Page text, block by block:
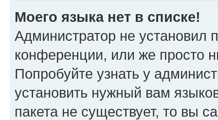
Моего языка нет в списке!
Администратор не установил
конференции, или же просто
Попробуйте узнать у
установить нужный вам
пакета не существует, то вы